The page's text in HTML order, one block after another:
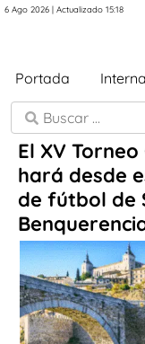
6 Ago 2026 | Actualizado 15:18
Portada
El XV
hará desde
de fútbol de